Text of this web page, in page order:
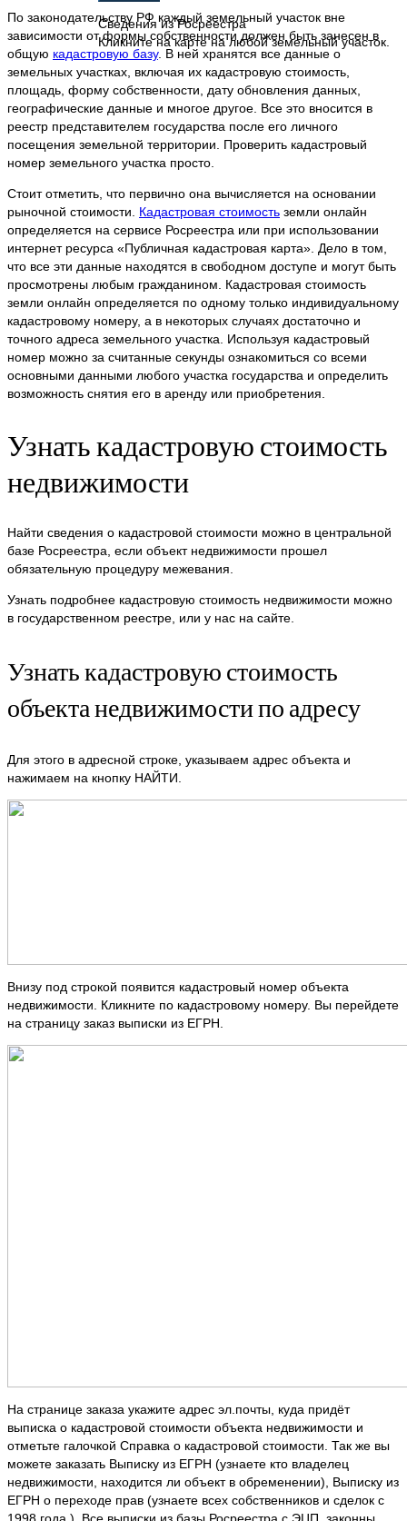
Сведения из Росреестра
Кликните на карте на любой земельный участок.
По законодательству РФ каждый земельный участок вне
зависимости от формы собственности должен быть занесен в
общую кадастровую базу. В ней хранятся все данные о
земельных участках, включая их кадастровую стоимость,
площадь, форму собственности, дату обновления данных,
географические данные и многое другое. Все это вносится в
реестр представителем государства после его личного
посещения земельной территории. Проверить кадастровый
номер земельного участка просто.
Стоит отметить, что первично она вычисляется на основании
рыночной стоимости. Кадастровая стоимость земли онлайн
определяется на сервисе Росреестра или при использовании
интернет ресурса «Публичная кадастровая карта». Дело в том,
что все эти данные находятся в свободном доступе и могут быть
просмотрены любым гражданином. Кадастровая стоимость
земли онлайн определяется по одному только индивидуальному
кадастровому номеру, а в некоторых случаях достаточно и
точного адреса земельного участка. Используя кадастровый
номер можно за считанные секунды ознакомиться со всеми
основными данными любого участка государства и определить
возможность снятия его в аренду или приобретения.
Узнать кадастровую стоимость
недвижимости
Найти сведения о кадастровой стоимости можно в центральной
базе Росреестра, если объект недвижимости прошел
обязательную процедуру межевания.
Узнать подробнее кадастровую стоимость недвижимости можно
в государственном реестре, или у нас на сайте.
Узнать кадастровую стоимость
объекта недвижимости по адресу
Для этого в адресной строке, указываем адрес объекта и
нажимаем на кнопку НАЙТИ.
Внизу под строкой появится кадастровый номер объекта
недвижимости. Кликните по кадастровому номеру. Вы перейдете
на страницу заказ выписки из ЕГРН.
На странице заказа укажите адрес эл.почты, куда придёт
выписка о кадастровой стоимости объекта недвижимости и
отметьте галочкой Справка о кадастровой стоимости. Так же вы
можете заказать Выписку из ЕГРН (узнаете кто владелец
недвижимости, находится ли объект в обременении), Выписку из
ЕГРН о переходе прав (узнаете всех собственников и сделок с